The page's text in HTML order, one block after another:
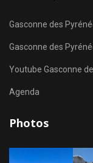
Gasconne des
Gasconne des
Youtube Gasconne
Agenda
Photos